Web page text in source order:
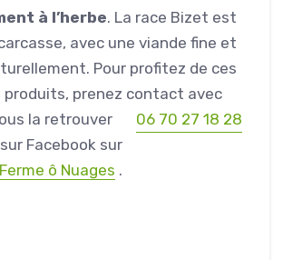
à l’herbe. La race Bizet est
avec une viande fine et
Pour profitez de ces
prenez contact avec
06 70 27 18 28
la retrouver
Facebook sur
ô Nuages .